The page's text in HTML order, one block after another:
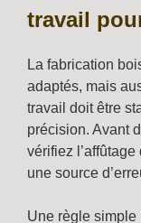
travail
La fabrication
adaptés, mais
travail doit être
précision. Avant
vérifiez
une source
Une règle